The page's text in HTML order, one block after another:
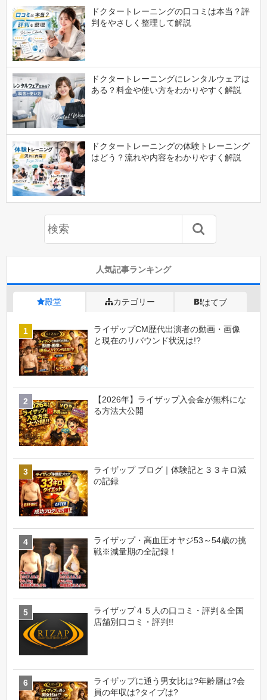
ドクタートレーニングの口コミは本当？評
判をやさしく整理して解説
ドクタートレーニングにレンタルウェアは
ある？料金や使い方をわかりやすく解説
ドクタートレーニングの体験トレーニング
はどう？流れや内容をわかりやすく解説
人気記事ランキング
殿堂 カテゴリー はてブ
ライザップCM歴代出演者の動画・画像
と現在のリバウンド状況は!?
【2026年】ライザップ入会金が無料にな
る方法大公開
ライザップ ブログ｜体験記と３３キロ減
の記録
ライザップ・高血圧オヤジ53～54歳の挑
戦※減量期の全記録！
ライザップ４５人の口コミ・評判＆全国
店舗別口コミ・評判!!
ライザップに通う男女比は?年齢層は?会
員の年収は?タイプは?